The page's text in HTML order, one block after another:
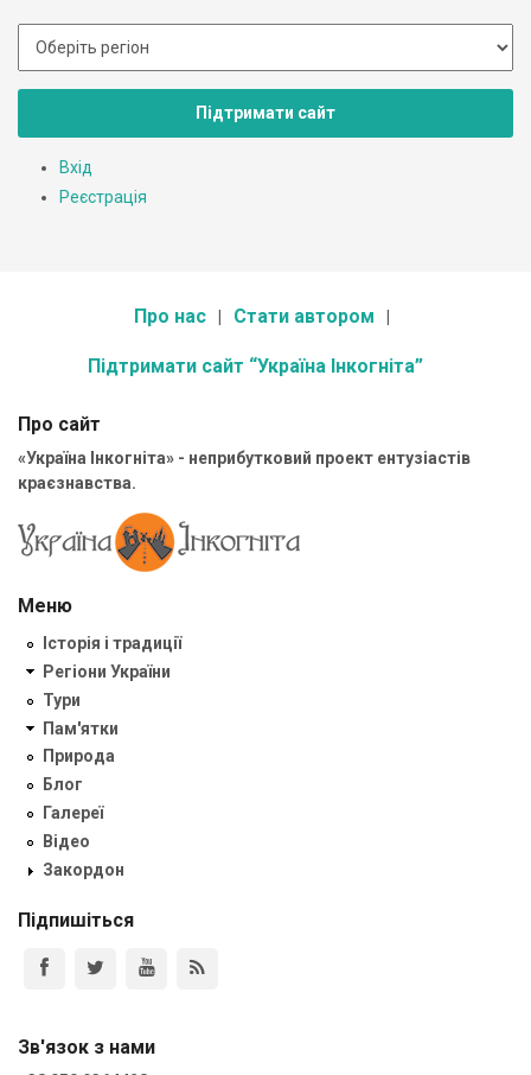
Підтримати сайт
Вхід
Реєстрація
Про нас Стати автором
Підтримати сайт “Україна Інкогніта”
Про сайт
«Україна Інкогніта» - неприбутковий проект ентузіастів
краєзнавства.
Меню
Історія і традиції
Регіони України
Тури
Пам'ятки
Природа
Блог
Галереї
Відео
Закордон
Підпишіться
Зв'язок з нами